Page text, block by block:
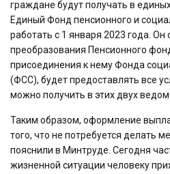
граждане будут получать в
Единый Фонд пенсионного и
работать с 1 января 2023 года. Он
преобразования Пенсионного
присоединения к нему Фонда
(ФСС), будет предоставлять все
можно получить в этих двух
Таким образом, оформление
того, что не потребуется делать
пояснили в Минтруде. Сегодня
жизненной ситуации человеку